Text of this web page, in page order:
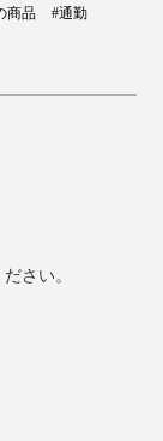
商品 #通勤
さい。